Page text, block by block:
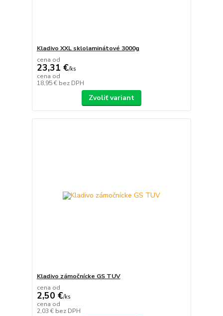
Kladivo XXL sklolaminátové 3000g
cena od
23,31 €/ks
cena od
18,95 € bez DPH
Zvoliť variant
Kladivo zámočnícke GS TUV
cena od
2,50 €/ks
cena od
2,03 € bez DPH